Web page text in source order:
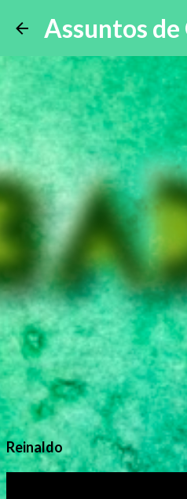
Assuntos de
Reinaldo